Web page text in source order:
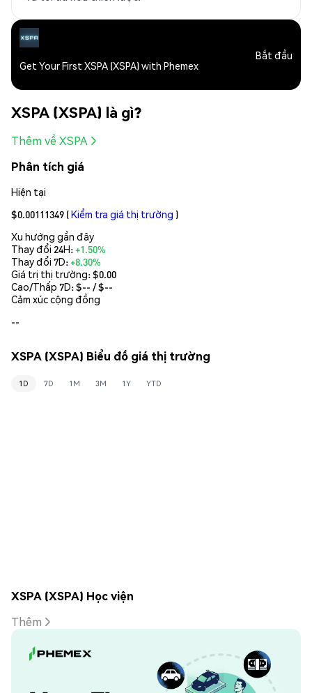
Get Your First XSPA (XSPA) with Phemex
Bắt đầu
XSPA (XSPA) là gì?
Thêm về XSPA
Phân tích giá
Hiện tại
$0.00111349 (Kiểm tra giá thị trường )
Xu hướng gần đây
Thay đổi 24H:+1.50%
Thay đổi 7D:+8.30%
Giá trị thị trường:$0.00
Cao/Thấp 7D: $-- / $--
Cảm xúc cộng đồng
--
XSPA (XSPA) Biểu đồ giá thị trường
1D 7D 1M 3M 1Y YTD
XSPA (XSPA) Học viện
Thêm